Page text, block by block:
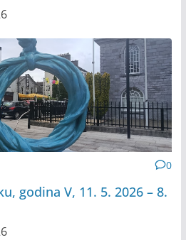
0
godina V, 11. 5. 2026 – 8.